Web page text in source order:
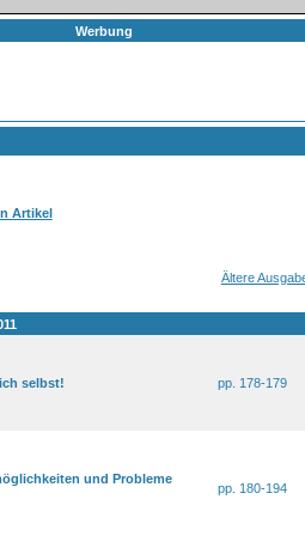
Werbung
Artikel
Ältere
selbst!
pp. 178-179
und Probleme
pp. 180-194